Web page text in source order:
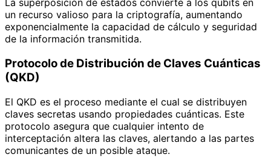
La superposición de estados convierte a los qubits en
un recurso valioso para la criptografía, aumentando
exponencialmente la capacidad de cálculo y seguridad
de la información transmitida.
Protocolo de Distribución de Claves Cuánticas
(QKD)
El QKD es el proceso mediante el cual se distribuyen
claves secretas usando propiedades cuánticas. Este
protocolo asegura que cualquier intento de
interceptación altera las claves, alertando a las partes
comunicantes de un posible ataque.